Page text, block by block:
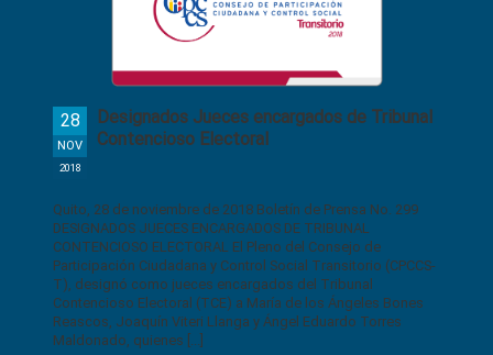
Designados Jueces encargados de Tribunal
Contencioso Electoral
28
NOV
2018
Quito, 28 de noviembre de 2018 Boletín de Prensa No. 299
DESIGNADOS JUECES ENCARGADOS DE TRIBUNAL
CONTENCIOSO ELECTORAL El Pleno del Consejo de
Participación Ciudadana y Control Social Transitorio (CPCCS-
T), designó como jueces encargados del Tribunal
Contencioso Electoral (TCE) a María de los Ángeles Bones
Reascos, Joaquín Viteri Llanga y Ángel Eduardo Torres
Maldonado, quienes [...]